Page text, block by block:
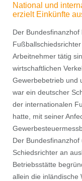
National und
erzielt Einkünfte
Der
Arbeitnehmer tätig
wirtschaftlichen
Gewerbebetrieb und
war ein deutscher
der internationalen
hatte, mit seiner
Der
Schiedsrichter an
Betriebsstätte
allein die inländische